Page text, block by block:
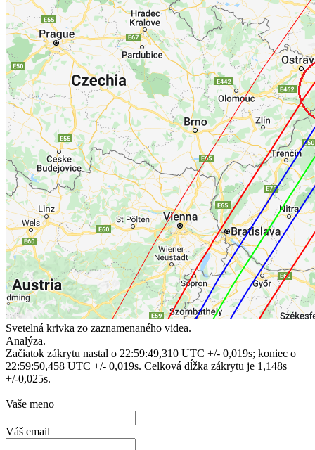
Svetelná krivka zo zaznamenaného videa.
Analýza.
Začiatok zákrytu nastal o 22:59:49,310 UTC +/- 0,019s; koniec o
22:59:50,458 UTC +/- 0,019s. Celková dĺžka zákrytu je 1,148s
+/-0,025s.
Vaše meno
Váš email